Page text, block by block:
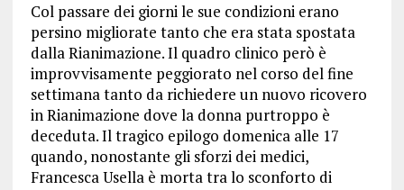
Col passare dei giorni le sue condizioni erano
persino migliorate tanto che era stata spostata
dalla Rianimazione. Il quadro clinico però è
improvvisamente peggiorato nel corso del fine
settimana tanto da richiedere un nuovo ricovero
in Rianimazione dove la donna purtroppo è
deceduta. Il tragico epilogo domenica alle 17
quando, nonostante gli sforzi dei medici,
Francesca Usella è morta tra lo sconforto di